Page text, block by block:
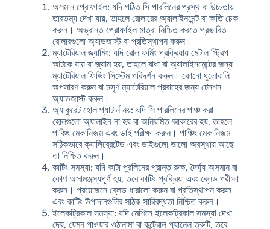
অসমান প্রোফাইল: যদি গঠিত সি পারলিনের প্রস্থ বা উচ্চতায়
তারতম্য দেখা যায়, তাহলে রোলারের অ্যালাইনমেন্ট বা ক্ষতি চেক
করুন। অভ্রান্ত প্রোফাইল মাত্রা নিশ্চিত করতে প্রভাবিত
রোলারগুলো অ্যাডজাস্ট বা প্রতিস্থাপন করুন।
ম্যাটেরিয়াল জ্যামিং: যদি রোল ফর্মিং প্রক্রিয়ায় মেটাল স্ট্রিপ
আটকে যায় বা জ্যাম হয়, তাহলে বাধা বা অ্যালাইনমেন্টের জন্য
ম্যাটেরিয়াল ফিডিং সিস্টেম পরিদর্শন করুন। কোনো ধুলোবালি
অপসারণ করুন বা মসৃণ ম্যাটেরিয়াল প্রবাহের জন্য টেনশন
অ্যাডজাস্ট করুন।
অ্যাকুরেট হোল প্যাটার্ন নয়: যদি সি পারলিনের পাঞ্চ করা
হোলগুলো অ্যালাইন না হয় বা অনিয়মিত আকারের হয়, তাহলে
পাঞ্চিং মেকানিজম এবং ডাই পরীক্ষা করুন। পাঞ্চিং মেকানিজম
সঠিকভাবে ক্যালিব্রেটেড এবং ডাইগুলো ভালো অবস্থায় আছে
তা নিশ্চিত করুন।
কাটিং সমস্যা: যদি কাটা পুরলিনের প্রান্ত রুক্ষ, দৈর্ঘ্য অসমান বা
কোণ অসামঞ্জস্যপূর্ণ হয়, তবে কাটিং প্রক্রিয়া এবং ব্লেড পরীক্ষা
করুন। প্রয়োজনে ব্লেড ধারালো করুন বা প্রতিস্থাপন করুন
এবং কাটিং উপাদানগুলির সঠিক সারিবদ্ধতা নিশ্চিত করুন।
ইলেকট্রিকাল সমস্যা: যদি মেশিনে ইলেকট্রিকাল সমস্যা দেখা
দেয়, যেমন পাওয়ার ওঠানামা বা কন্ট্রোল প্যানেল ত্রুটি, তবে